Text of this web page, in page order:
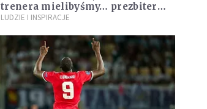
trenera mielibyśmy… prezbitera.
Nieznane oblicze Jacka Gmocha
LUDZIE I INSPIRACJE